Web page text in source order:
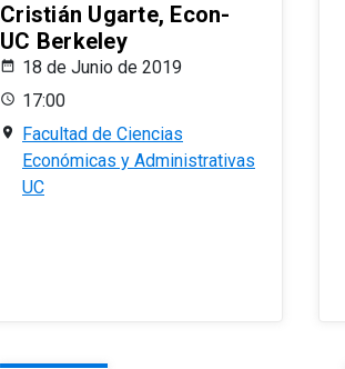
Cristián Ugarte, Econ-
UC Berkeley
18 de Junio de 2019
17:00
Facultad de Ciencias
Económicas y Administrativas
UC